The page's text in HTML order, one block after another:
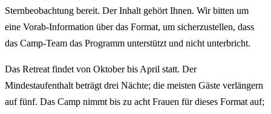
Sternbeobachtung bereit. Der Inhalt gehört Ihnen. Wir bitten um
eine Vorab-Information über das Format, um sicherzustellen, dass
das Camp-Team das Programm unterstützt und nicht unterbricht.
Das Retreat findet von Oktober bis April statt. Der
Mindestaufenthalt beträgt drei Nächte; die meisten Gäste verlängern
auf fünf. Das Camp nimmt bis zu acht Frauen für dieses Format auf;